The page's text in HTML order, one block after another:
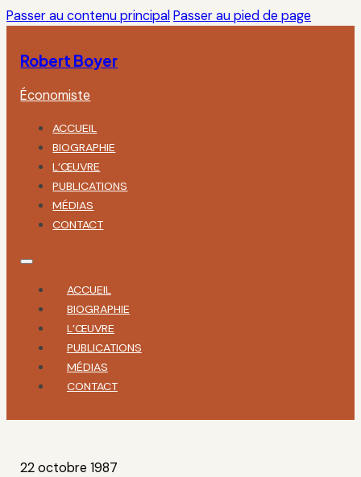
Passer au contenu principal Passer au pied de page
Robert Boyer
Économiste
ACCUEIL
BIOGRAPHIE
L’ŒUVRE
PUBLICATIONS
MÉDIAS
CONTACT
ACCUEIL
BIOGRAPHIE
L’ŒUVRE
PUBLICATIONS
MÉDIAS
CONTACT
22 octobre 1987